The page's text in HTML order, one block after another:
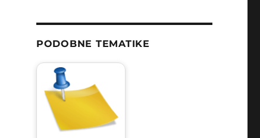
PODOBNE TEMATIKE